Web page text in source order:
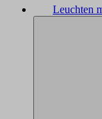
Leuchten